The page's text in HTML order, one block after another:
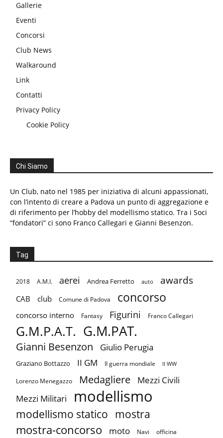
Gallerie
Eventi
Concorsi
Club News
Walkaround
Link
Contatti
Privacy Policy
Cookie Policy
Chi Siamo
Un Club, nato nel 1985 per iniziativa di alcuni appassionati,
con l’intento di creare a Padova un punto di aggregazione e
di riferimento per l’hobby del modellismo statico. Tra i Soci
“fondatori” ci sono Franco Callegari e Gianni Besenzon.
Tag
2018 A.M.I. aerei Andrea Ferretto auto awards
CAB club Comune di Padova concorso
concorso interno Fantasy Figurini Franco Callegari
G.M.P.A.T. G.M.PAT.
Gianni Besenzon Giulio Perugia
Graziano Bottazzo II GM II guerra mondiale II WW
Lorenzo Menegazzo Medagliere Mezzi Civili
Mezzi Militari modellismo
modellismo statico mostra
mostra-concorso moto Navi officina